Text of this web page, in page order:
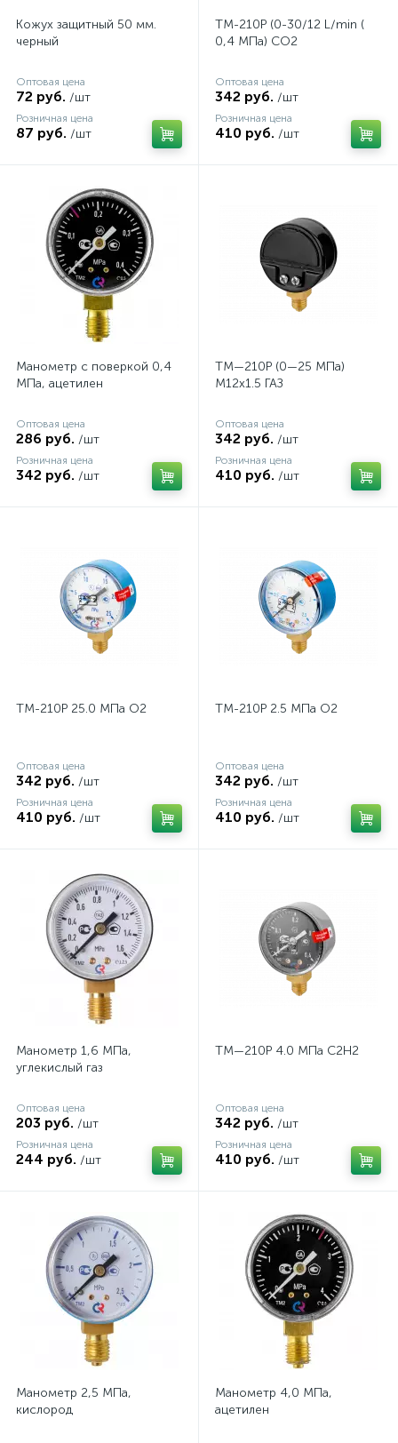
Кожух защитный 50 мм.
черный
Оптовая цена
72 руб. /шт
Розничная цена
87 руб. /шт
ТМ-210Р (0-30/12 L/min (
0,4 МПа) СО2
Оптовая цена
342 руб. /шт
Розничная цена
410 руб. /шт
Манометр с поверкой 0,4
МПа, ацетилен
Оптовая цена
286 руб. /шт
Розничная цена
342 руб. /шт
ТМ—210Р (0—25 МПа)
M12x1.5 ГАЗ
Оптовая цена
342 руб. /шт
Розничная цена
410 руб. /шт
ТМ-210Р 25.0 МПа О2
Оптовая цена
342 руб. /шт
Розничная цена
410 руб. /шт
ТМ-210Р 2.5 МПа О2
Оптовая цена
342 руб. /шт
Розничная цена
410 руб. /шт
Манометр 1,6 МПа,
углекислый газ
Оптовая цена
203 руб. /шт
Розничная цена
244 руб. /шт
ТМ—210Р 4.0 МПа С2Н2
Оптовая цена
342 руб. /шт
Розничная цена
410 руб. /шт
Манометр 2,5 МПа,
кислород
Манометр 4,0 МПа,
ацетилен